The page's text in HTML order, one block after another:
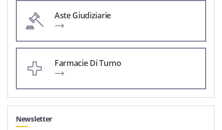
Aste Giudiziarie
Farmacie Di Turno
Newsletter